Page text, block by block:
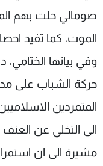
الموت، كما تفيد
وفي بيانها
حركة الشباب على
المتمردين
الى التخلي عن
مشيرة الى ان